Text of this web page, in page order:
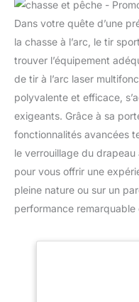
Dans votre quête d’une
la chasse à l’arc, le tir
trouver l’équipement
de tir à l’arc laser
polyvalente et efficace,
exigeants. Grâce à sa
fonctionnalités avancées
le verrouillage du
pour vous offrir une
pleine nature ou sur un
performance